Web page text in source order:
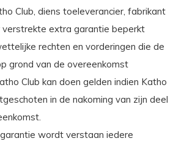
Club, diens toeleverancier, fabrikant
extra garantie beperkt
rechten en vorderingen die de
grond van de overeenkomst
Club kan doen gelden indien Katho
in de nakoming van zijn deel
wordt verstaan iedere